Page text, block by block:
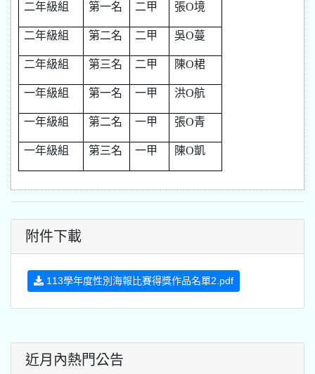
二年級組 第一名 二甲 張O境
二年級組 第二名 二甲 吳O蔓
二年級組 第三名 二甲 陳O桾
一年級組 第一名 一甲 洪O航
一年級組 第二名 一甲 張O青
一年級組 第三名 一甲 陳O凱
附件下載
113學年度性別海報比賽得獎作品名單2.pdf
近月內熱門公告